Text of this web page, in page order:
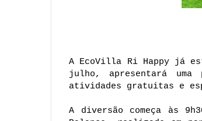
A EcoVilla Ri Happy já
julho, apresentará uma
atividades gratuitas e
A diversão começa às